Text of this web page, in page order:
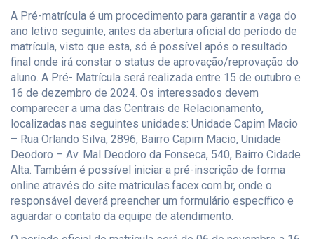
A Pré-matrícula é um procedimento para garantir a vaga do
ano letivo seguinte, antes da abertura oficial do período de
matrícula, visto que esta, só é possível após o resultado
final onde irá constar o status de aprovação/reprovação do
aluno. A Pré- Matrícula será realizada entre 15 de outubro e
16 de dezembro de 2024. Os interessados devem
comparecer a uma das Centrais de Relacionamento,
localizadas nas seguintes unidades: Unidade Capim Macio
– Rua Orlando Silva, 2896, Bairro Capim Macio, Unidade
Deodoro – Av. Mal Deodoro da Fonseca, 540, Bairro Cidade
Alta. Também é possível iniciar a pré-inscrição de forma
online através do site matriculas.facex.com.br, onde o
responsável deverá preencher um formulário específico e
aguardar o contato da equipe de atendimento.